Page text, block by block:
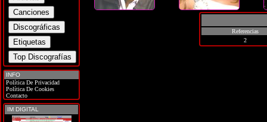
INFO
Política De Privacidad
Política De Cookies
Contacto
IM DIGITAL
Referencias
2